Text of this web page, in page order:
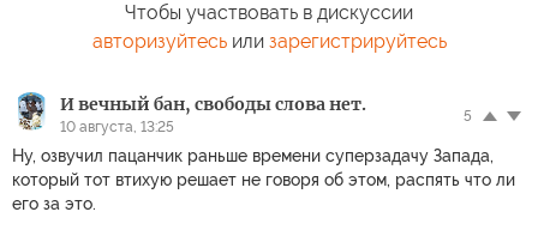
Чтобы участвовать в дискуссии
авторизуйтесьили зарегистрируйтесь
И вечный бан, свободы слова нет.
10 августа, 13:25
5
Ну, озвучил пацанчик раньше времени суперзадачу Запада,
который тот втихую решает не говоря об этом, распять что ли
его за это.